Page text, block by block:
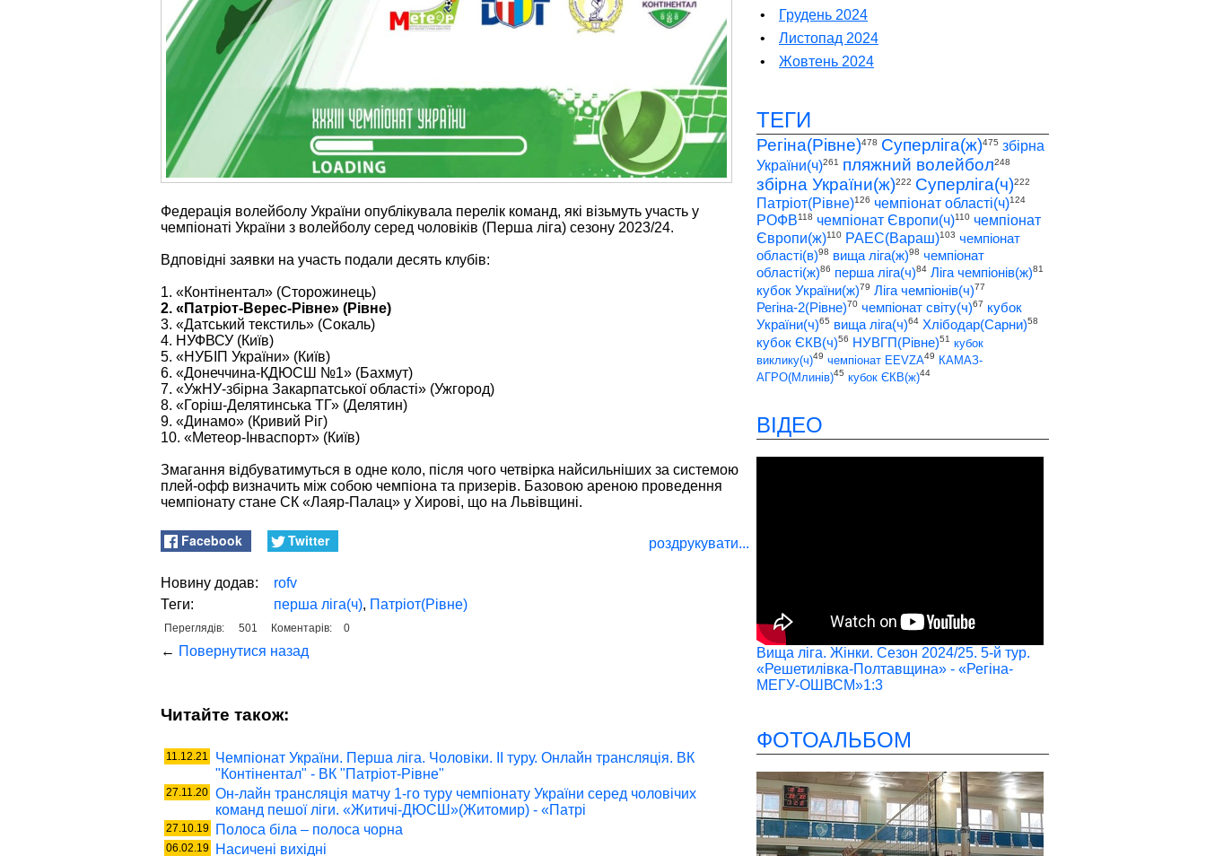
Федерація волейболу України опублікувала перелік команд, які візьмуть участь у
чемпіонаті України з волейболу серед чоловіків (Перша ліга) сезону 2023/24.
Вдповідні заявки на участь подали десять клубів:
1. «Контінентал» (Сторожинець)
2. «Патріот-Верес-Рівне» (Рівне)
3. «Датський текстиль» (Сокаль)
4. НУФВСУ (Київ)
5. «НУБІП України» (Київ)
6. «Донеччина-КДЮСШ №1» (Бахмут)
7. «УжНУ-збірна Закарпатської області» (Ужгород)
8. «Горіш-Делятинська ТГ» (Делятин)
9. «Динамо» (Кривий Ріг)
10. «Метеор-Інваспорт» (Київ)
Змагання відбуватимуться в одне коло, після чого четвірка найсильніших за системою
плей-офф визначить між собою чемпіона та призерів. Базовою ареною проведення
чемпіонату стане СК «Лаяр-Палац» у Хирові, що на Львівщині.
Facebook Twitter роздрукувати...
Новину додав:
rofv
Теги:
перша ліга(ч), Патріот(Рівне)
Переглядів: 501 Коментарів: 0
← Повернутися назад
Читайте також:
11.12.21
Чемпіонат України. Перша ліга. Чоловіки. ІІ туру. Онлайн трансляція. ВК
"Контінентал" - ВК "Патріот-Рівне"
27.11.20 Он-лайн трансляція матчу 1-го туру чемпіонату України серед чоловічих
команд пешої ліги. «Житичі-ДЮСШ»(Житомир) - «Патрі
27.10.19 Полоса біла – полоса чорна
06.02.19 Насичені вихідні
•
Грудень 2024
•
Листопад 2024
•
Жовтень 2024
ТЕГИ
Регіна(Рівне)478 Суперліга(ж)475 збірна
України(ч)261 пляжний волейбол248
збірна України(ж)222 Суперліга(ч)222
Патріот(Рівне)126 чемпіонат області(ч)124
РОФВ118 чемпіонат Європи(ч)110 чемпіонат
Європи(ж)110 РАЕС(Вараш)103 чемпіонат
області(в)98 вища ліга(ж)98 чемпіонат
області(ж)86 перша ліга(ч)84 Ліга чемпіонів(ж)81
кубок України(ж)79 Ліга чемпіонів(ч)77
Регіна-2(Рівне)70 чемпіонат світу(ч)67 кубок
України(ч)65 вища ліга(ч)64 Хлібодар(Сарни)58
кубок ЄКВ(ч)56 НУВГП(Рівне)51 кубок
виклику(ч)49 чемпіонат EEVZA49
КАМАЗ-
АГРО(Млинів)45 кубок ЄКВ(ж)44
ВІДЕО
Вища ліга. Жінки. Сезон 2024/25. 5-й тур.
«Решетилівка-Полтавщина» - «Регіна-
МЕГУ-ОШВСМ»1:3
ФОТОАЛЬБОМ